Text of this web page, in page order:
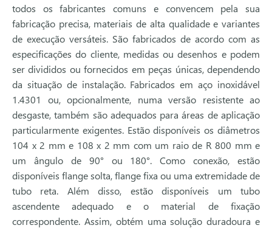
todos os fabricantes comuns e convencem pela sua
fabricação precisa, materiais de alta qualidade e variantes
de execução versáteis. São fabricados de acordo com as
especificações do cliente, medidas ou desenhos e podem
ser divididos ou fornecidos em peças únicas, dependendo
da situação de instalação. Fabricados em aço inoxidável
1.4301 ou, opcionalmente, numa versão resistente ao
desgaste, também são adequados para áreas de aplicação
particularmente exigentes. Estão disponíveis os diâmetros
104 x 2 mm e 108 x 2 mm com um raio de R 800 mm e
um ângulo de 90° ou 180°. Como conexão, estão
disponíveis flange solta, flange fixa ou uma extremidade de
tubo reta. Além disso, estão disponíveis um tubo
ascendente adequado e o material de fixação
correspondente. Assim, obtém uma solução duradoura e